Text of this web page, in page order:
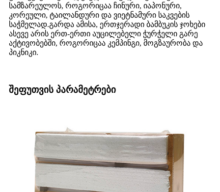
სამზარეულოს, როგორიცაა ჩინური, იაპონური,
კორეული, ტაილანდური და ვიეტნამური საკვების
საჭმელად.გარდა ამისა, ერთჯერადი ბამბუკის ჯოხები
ასევე არის ერთ-ერთი აუცილებელი ჭურჭელი გარე
აქტივობებში, როგორიცაა კემპინგი, მოგზაურობა და
პიკნიკი.
შეფუთვის პარამეტრები